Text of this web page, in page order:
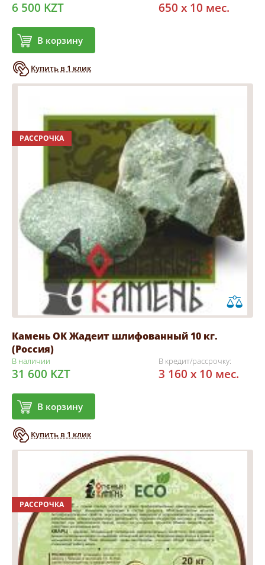
6 500 KZT
В корзину
Купить в 1 клик
650 x 10 мес.
РАССРОЧКА
Камень ОК Жадеит шлифованный 10 кг.
(Россия)
В наличии
31 600 KZT
В корзину
Купить в 1 клик
В кредит/рассрочку:
3 160 x 10 мес.
РАССРОЧКА